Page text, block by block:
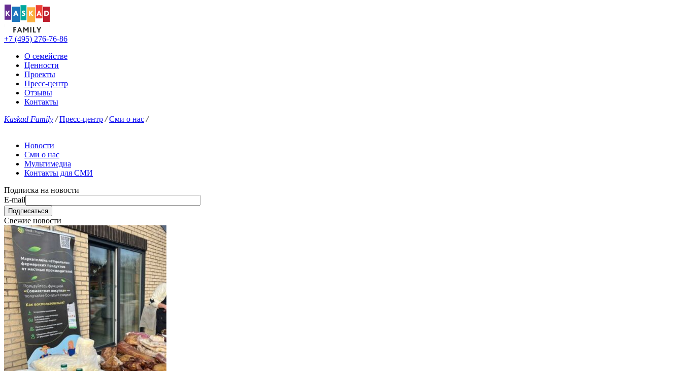
+7 (495) 276-76-86
О семействе
Ценности
Проекты
Пресс-центр
Отзывы
Контакты
Kaskad Family / Пресс-центр / Сми о нас /
Новости
Сми о нас
Мультимедиа
Контакты для СМИ
Подписка на новости
E-mail
Свежие новости